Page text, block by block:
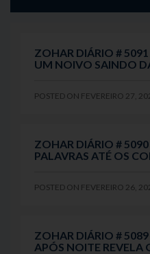
ZOHAR DIÁRIO #
UM NOIVO SAINDO
POSTED ON FEVEREIRO 27,
ZOHAR DIÁRIO # 5090
PALAVRAS ATÉ OS
POSTED ON FEVEREIRO 26,
ZOHAR DIÁRIO #
APÓS NOITE REVELA